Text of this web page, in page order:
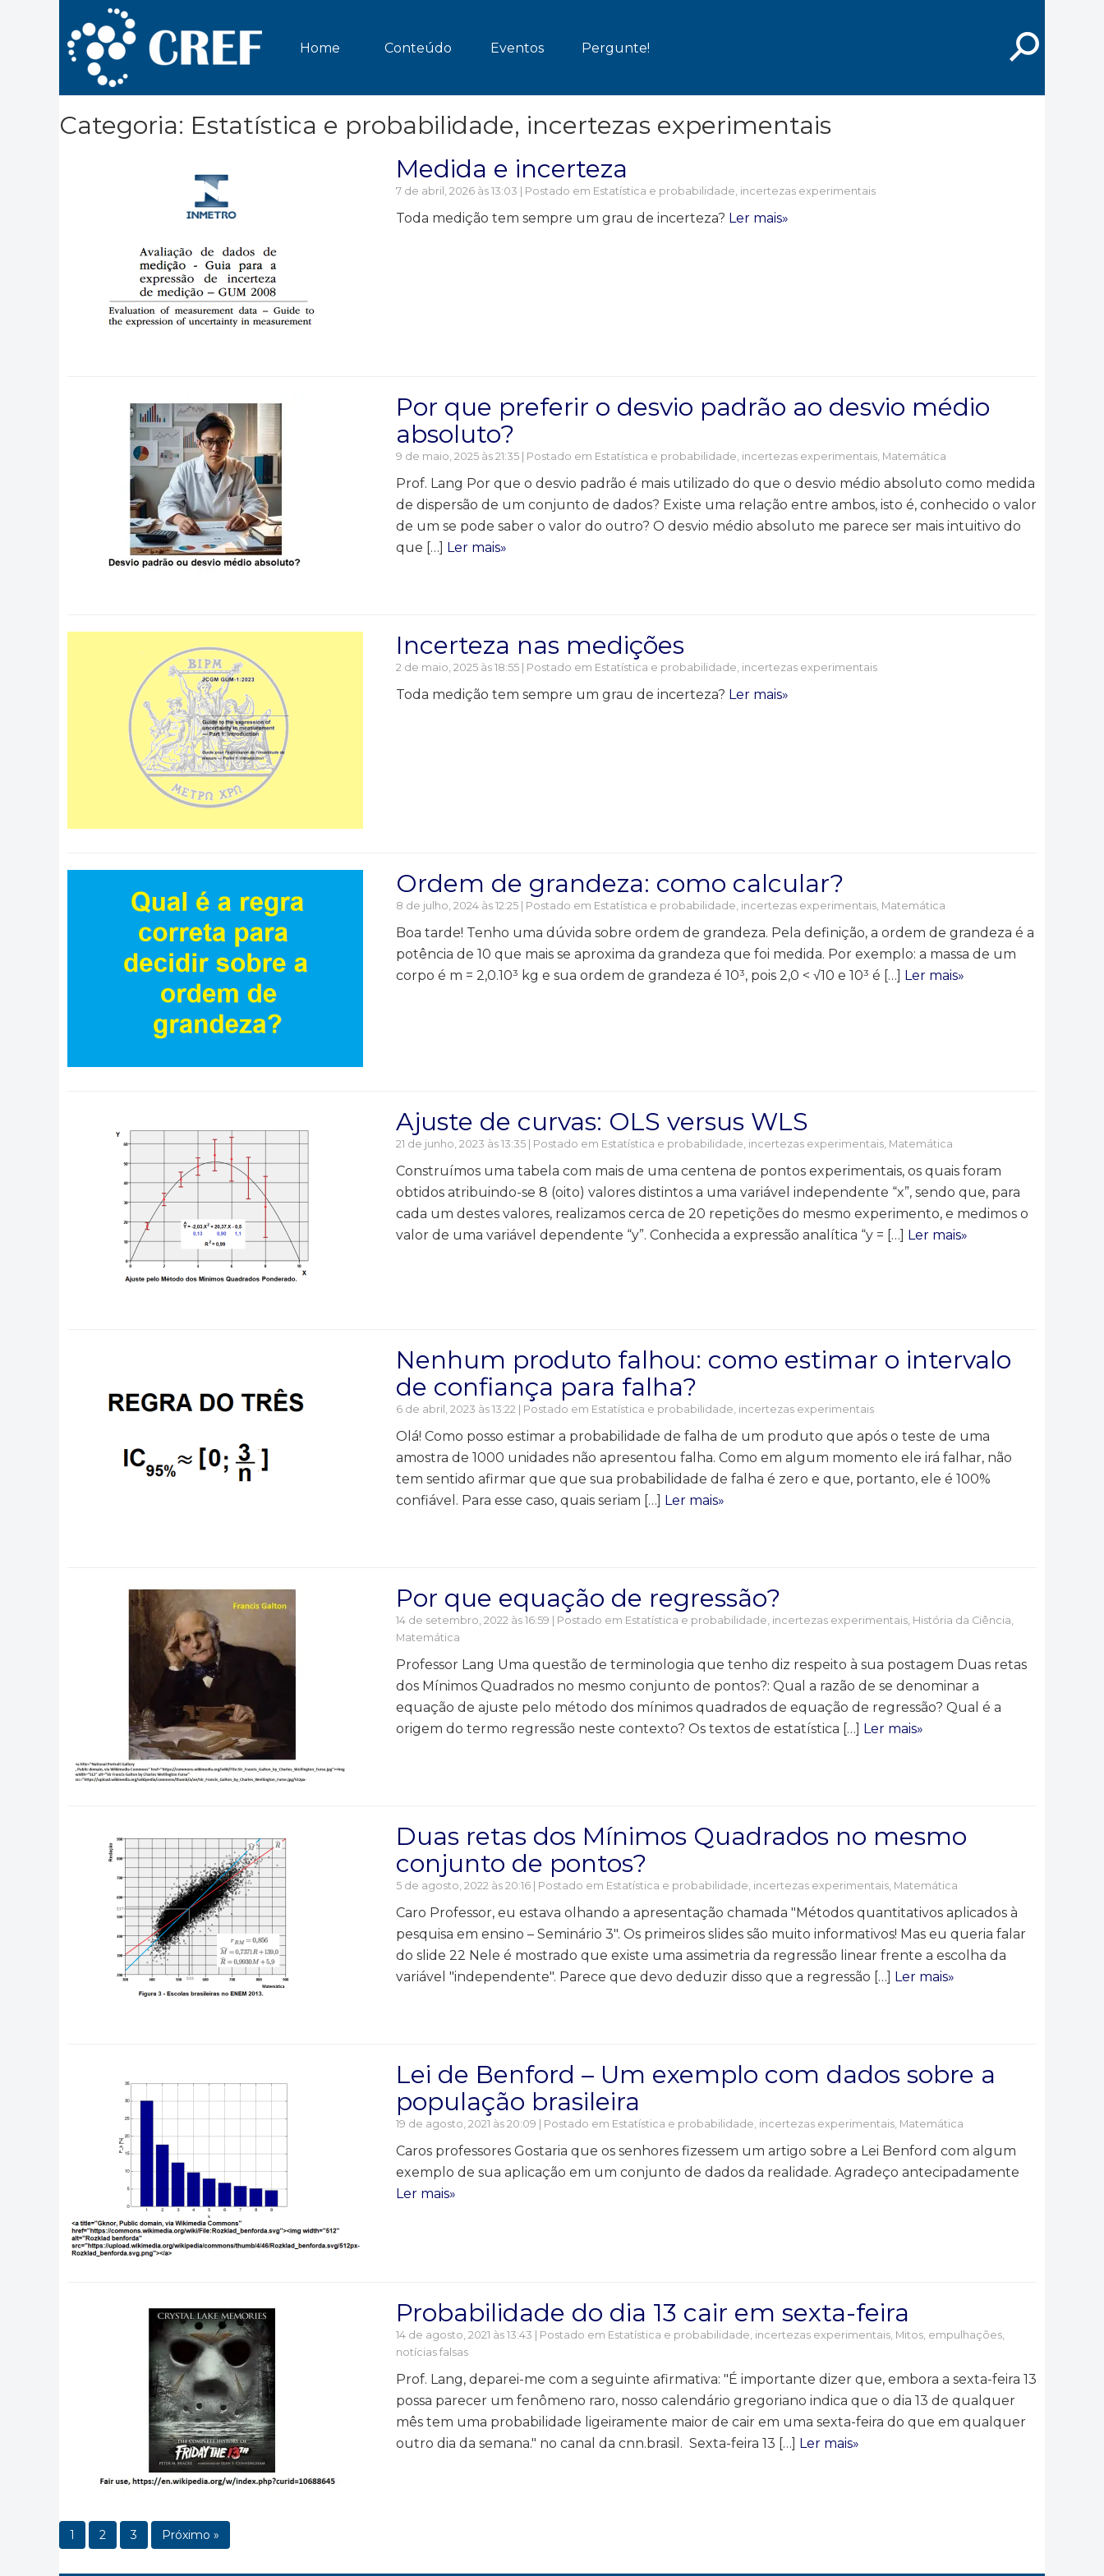
⚲
Home Conteúdo Eventos Pergunte!
Categoria: Estatística e probabilidade, incertezas experimentais
Medida e incerteza
7 de abril, 2026 às 13:03 | Postado em Estatística e probabilidade, incertezas experimentais
Toda medição tem sempre um grau de incerteza? Ler mais»
Por que preferir o desvio padrão ao desvio médio
absoluto?
9 de maio, 2025 às 21:35 | Postado em Estatística e probabilidade, incertezas experimentais, Matemática
Prof. Lang Por que o desvio padrão é mais utilizado do que o desvio médio absoluto como medida
de dispersão de um conjunto de dados? Existe uma relação entre ambos, isto é, conhecido o valor
de um se pode saber o valor do outro? O desvio médio absoluto me parece ser mais intuitivo do
que […] Ler mais»
Incerteza nas medições
2 de maio, 2025 às 18:55 | Postado em Estatística e probabilidade, incertezas experimentais
Toda medição tem sempre um grau de incerteza? Ler mais»
Ordem de grandeza: como calcular?
8 de julho, 2024 às 12:25 | Postado em Estatística e probabilidade, incertezas experimentais, Matemática
Boa tarde! Tenho uma dúvida sobre ordem de grandeza. Pela definição, a ordem de grandeza é a
potência de 10 que mais se aproxima da grandeza que foi medida. Por exemplo: a massa de um
corpo é m = 2,0.10³ kg e sua ordem de grandeza é 10³, pois 2,0 < √10 e 10³ é […] Ler mais»
Ajuste de curvas: OLS versus WLS
21 de junho, 2023 às 13:35 | Postado em Estatística e probabilidade, incertezas experimentais, Matemática
Construímos uma tabela com mais de uma centena de pontos experimentais, os quais foram
obtidos atribuindo-se 8 (oito) valores distintos a uma variável independente “x”, sendo que, para
cada um destes valores, realizamos cerca de 20 repetições do mesmo experimento, e medimos o
valor de uma variável dependente “y”. Conhecida a expressão analítica “y = […] Ler mais»
Nenhum produto falhou: como estimar o intervalo
de confiança para falha?
6 de abril, 2023 às 13:22 | Postado em Estatística e probabilidade, incertezas experimentais
Olá! Como posso estimar a probabilidade de falha de um produto que após o teste de uma
amostra de 1000 unidades não apresentou falha. Como em algum momento ele irá falhar, não
tem sentido afirmar que que sua probabilidade de falha é zero e que, portanto, ele é 100%
confiável. Para esse caso, quais seriam […] Ler mais»
Por que equação de regressão?
14 de setembro, 2022 às 16:59 | Postado em Estatística e probabilidade, incertezas experimentais, História da Ciência,
Matemática
Professor Lang Uma questão de terminologia que tenho diz respeito à sua postagem Duas retas
dos Mínimos Quadrados no mesmo conjunto de pontos?: Qual a razão de se denominar a
equação de ajuste pelo método dos mínimos quadrados de equação de regressão? Qual é a
origem do termo regressão neste contexto? Os textos de estatística […] Ler mais»
Duas retas dos Mínimos Quadrados no mesmo
conjunto de pontos?
5 de agosto, 2022 às 20:16 | Postado em Estatística e probabilidade, incertezas experimentais, Matemática
Caro Professor, eu estava olhando a apresentação chamada "Métodos quantitativos aplicados à
pesquisa em ensino – Seminário 3". Os primeiros slides são muito informativos! Mas eu queria falar
do slide 22 Nele é mostrado que existe uma assimetria da regressão linear frente a escolha da
variável "independente". Parece que devo deduzir disso que a regressão […] Ler mais»
Lei de Benford – Um exemplo com dados sobre a
população brasileira
19 de agosto, 2021 às 20:09 | Postado em Estatística e probabilidade, incertezas experimentais, Matemática
Caros professores Gostaria que os senhores fizessem um artigo sobre a Lei Benford com algum
exemplo de sua aplicação em um conjunto de dados da realidade. Agradeço antecipadamente
Ler mais»
Probabilidade do dia 13 cair em sexta-feira
14 de agosto, 2021 às 13:43 | Postado em Estatística e probabilidade, incertezas experimentais, Mitos, empulhações,
notícias falsas
Prof. Lang, deparei-me com a seguinte afirmativa: "É importante dizer que, embora a sexta-feira 13
possa parecer um fenômeno raro, nosso calendário gregoriano indica que o dia 13 de qualquer
mês tem uma probabilidade ligeiramente maior de cair em uma sexta-feira do que em qualquer
outro dia da semana." no canal da cnn.brasil. Sexta-feira 13 […] Ler mais»
1 2 3 Próximo »